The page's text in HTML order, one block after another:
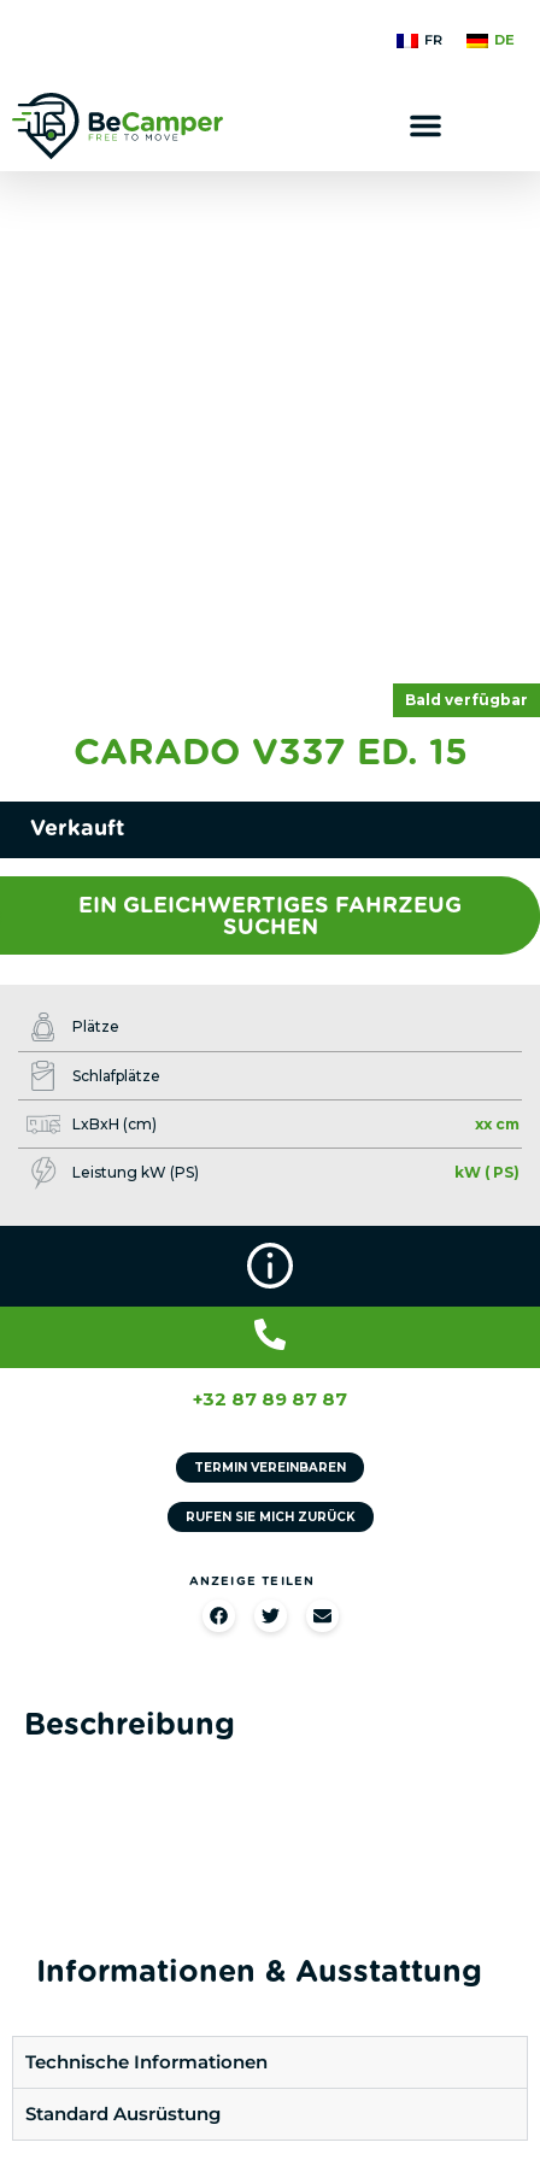
FR DE
Bald verfügbar
CARADO V337 ED. 15
Verkauft
EIN GLEICHWERTIGES FAHRZEUG
SUCHEN
Plätze
Schlafplätze
LxBxH (cm) xx cm
Leistung kW (PS) kW ( PS)
+32 87 89 87 87
TERMIN VEREINBAREN
RUFEN SIE MICH ZURÜCK
ANZEIGE TEILEN​
Beschreibung
Informationen & Ausstattung
Technische Informationen
Standard Ausrüstung